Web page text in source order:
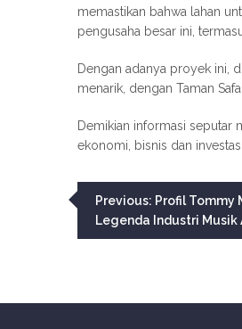
memastikan bahwa lahan
pengusaha besar ini,
Dengan adanya proyek ini,
menarik, dengan Taman
Demikian informasi seputar
ekonomi, bisnis dan
Navigasi
pos
Previous: Profil Tommy
Legenda Industri Musik